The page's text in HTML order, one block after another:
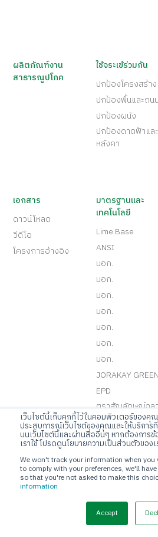
เว็บไซต์นี้เก็บคุกกี้ไว้ในคอมพิวเตอร์ของคุ
ประสบการณ์เว็บไซต์ของคุณและให้บริกา
บนเว็บไซต์นี้และผ่านสื่ออื่นๆ หากต้องการ
เราใช้ โปรดดูนโยบายความเป็นส่วนตัวของ
We won't track your information when
to comply with your preferences, we'll
so that you're not asked to make this
information
Accept
ผลิตภัณฑ์งาน
สาธารณูปโภค
ใช้จระเข้ร่วมกัน
ปกป้องโครงสร้าง
ปกป้องพื้นและถน
ปกป้องผนัง
ปกป้องดาดฟ้าและ
หลังคา
เอกสาร
ดาวน์โหลด
วีดีโอ
โครงการอ้างอิง
มาตรฐานและ
เทคโนโลยี
Lime Base
ANSI
มอก.
มอก.
มอก.
มอก.
มอก.
มอก.
มอก.
JORAKAY GREEN
EPD
ตราสัญลักษณ์ฉล
เขียว
ตราสัญลักษณ์
เทคโนโลยีลดฝุ่น
CFP
CFR
WELL
TREES